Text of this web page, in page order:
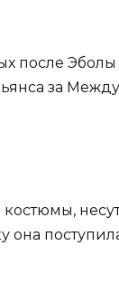
после Эболы
за
она